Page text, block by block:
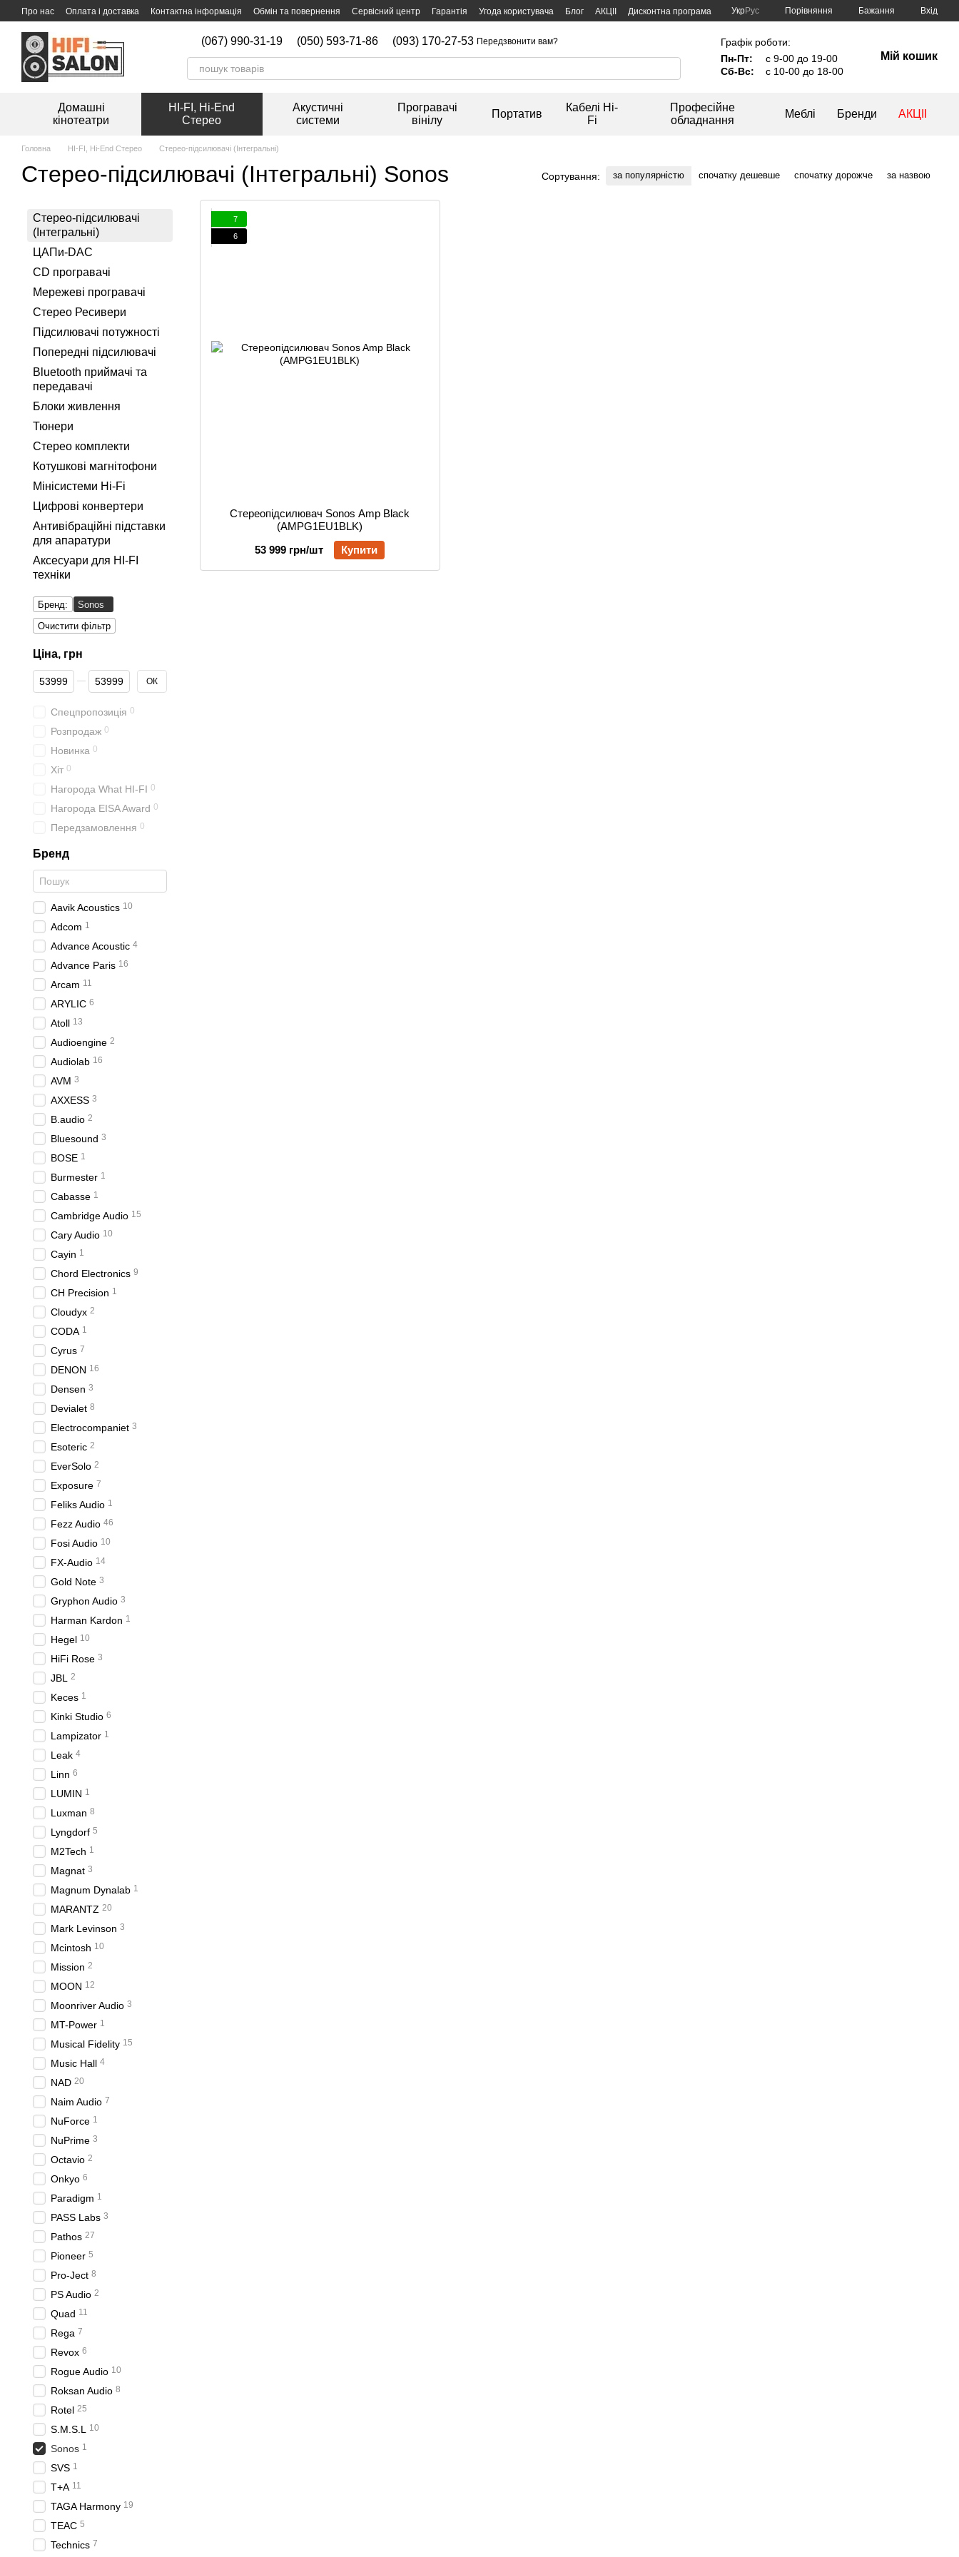
Перейти к основному контенту
Про нас Оплата і доставка Контактна інформація Обмін та повернення Сервісний центр Гарантія Угода користувача Блог АКЦІІ
Дисконтна програма
УкрРус Порівняння Бажання Вхід
(067) 990-31-19 (050) 593-71-86 (093) 170-27-53 Передзвонити вам?
Графік роботи:
Пн-Пт:
с 9-00 до 19-00
Сб-Вс:
с 10-00 до 18-00
Мій кошик
Домашні
кінотеатри
HI-FI, Hi-End
Стерео
Акустичні
системи
Програвачі
вінілу
Портатив
Кабелі Hi-
Fi
Професійне
обладнання
Меблі Бренди АКЦІІ
Головна HI-FI, Hi-End Стерео Стерео-підсилювачі (Інтегральні)
Стерео-підсилювачі (Інтегральні) Sonos Сортування: за популярністю спочатку дешевше спочатку дорожче за назвою
7
6
Стереопідсилювач Sonos Amp Black
(AMPG1EU1BLK)
53 999 грн/шт
Купити
Стерео-підсилювачі
(Інтегральні)
ЦАПи-DAC
CD програвачі
Мережеві програвачі
Стерео Ресивери
Підсилювачі потужності
Попередні підсилювачі
Bluetooth приймачі та
передавачі
Блоки живлення
Тюнери
Стерео комплекти
Котушкові магнітофони
Мінісистеми Hi-Fi
Цифрові конвертери
Антивібраційні підставки
для апаратури
Аксесуари для HI-FI
техніки
Бренд:
Sonos
Очистити фільтр
Ціна, грн
От Ціна, грн
До Ціна, грн ОК
Спецпропозиція 0
Розпродаж 0
Новинка 0
Хіт 0
Нагорода What HI-FI 0
Нагорода EISA Award 0
Передзамовлення 0
Бренд
Aavik Acoustics 10
Adcom 1
Advance Acoustic 4
Advance Paris 16
Arcam 11
ARYLIC 6
Atoll 13
Audioengine 2
Audiolab 16
AVM 3
AXXESS 3
B.audio 2
Bluesound 3
BOSE 1
Burmester 1
Cabasse 1
Cambridge Audio 15
Cary Audio 10
Cayin 1
Chord Electronics 9
CH Precision 1
Cloudyx 2
CODA 1
Cyrus 7
DENON 16
Densen 3
Devialet 8
Electrocompaniet 3
Esoteric 2
EverSolo 2
Exposure 7
Feliks Audio 1
Fezz Audio 46
Fosi Audio 10
FX-Audio 14
Gold Note 3
Gryphon Audio 3
Harman Kardon 1
Hegel 10
HiFi Rose 3
JBL 2
Keces 1
Kinki Studio 6
Lampizator 1
Leak 4
Linn 6
LUMIN 1
Luxman 8
Lyngdorf 5
M2Tech 1
Magnat 3
Magnum Dynalab 1
MARANTZ 20
Mark Levinson 3
Mcintosh 10
Mission 2
MOON 12
Moonriver Audio 3
MT-Power 1
Musical Fidelity 15
Music Hall 4
NAD 20
Naim Audio 7
NuForce 1
NuPrime 3
Octavio 2
Onkyo 6
Paradigm 1
PASS Labs 3
Pathos 27
Pioneer 5
Pro-Ject 8
PS Audio 2
Quad 11
Rega 7
Revox 6
Rogue Audio 10
Roksan Audio 8
Rotel 25
S.M.S.L 10
Sonos 1
SVS 1
T+A 11
TAGA Harmony 19
TEAC 5
Technics 7